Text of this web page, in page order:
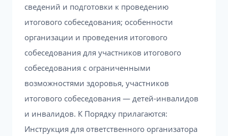
сведений и подготовки к проведению
итогового собеседования; особенности
организации и проведения итогового
собеседования для участников итогового
собеседования с ограниченными
возможностями здоровья, участников
итогового собеседования — детей-инвалидов
и инвалидов. К Порядку прилагаются:
Инструкция для ответственного организатора